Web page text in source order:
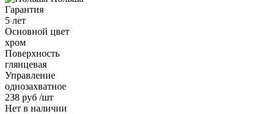
Гарантия
5 лет
Основной цвет
хром
Поверхность
глянцевая
Управление
однозахватное
238 руб /шт
Нет в наличии